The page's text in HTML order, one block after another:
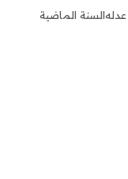
السنة الماضية